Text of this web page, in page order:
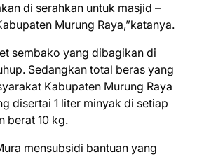
di serahkan untuk masjid –
Murung Raya,”katanya.
sembako yang dibagikan di
Sedangkan total beras yang
Kabupaten Murung Raya
disertai 1 liter minyak di setiap
berat 10 kg.
mensubsidi bantuan yang